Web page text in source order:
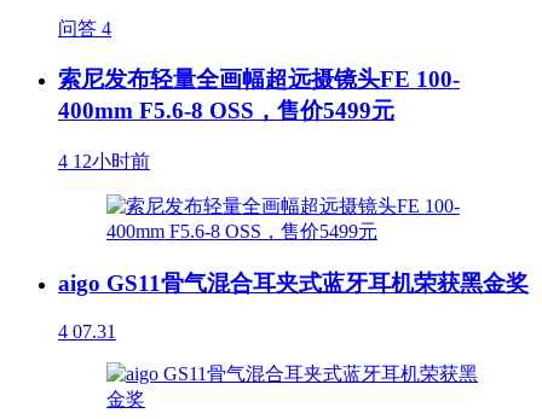
问答 4
索尼发布轻量全画幅超远摄镜头FE 100-
400mm F5.6-8 OSS，售价5499元
4 12小时前
aigo GS11骨气混合耳夹式蓝牙耳机荣获黑金奖
4 07.31